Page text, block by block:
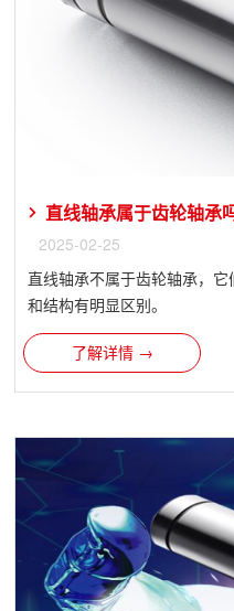
直线轴承属于齿轮轴承
2025-02-25
直线轴承不属于齿轮轴承，
和结构有明显区别。
了解详情 →